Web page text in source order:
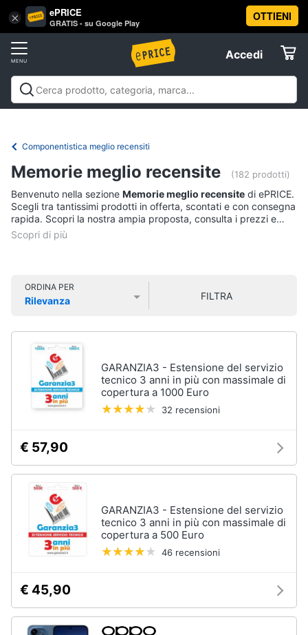
× ePRICE
GRATIS - su Google Play
OTTIENI
Accedi
Accedi
Registrati
Offerte
Informatica
Telefonia
Tv
Cinema
home
Videogiochi
Audio
Clima
Arredo
Brico
Salute
e
Vai
al
Componentistica meglio recensiti
Memorie meglio recensite (182 prodotti)
Benvenuto nella sezione Memorie meglio recensite di ePRICE.
Scegli tra tantissimi prodotti in offerta, scontati e con consegna
rapida. Scopri la nostra ampia proposta, consulta i prezzi e
acquista comodamente online.
ORDINA PER
Rilevanza
FILTRA
GARANZIA3 - Estensione del servizio
tecnico 3 anni in più con massimale di
copertura a 1000 Euro
32 recensioni
€ 57,90
GARANZIA3 - Estensione del servizio
tecnico 3 anni in più con massimale di
copertura a 500 Euro
46 recensioni
€ 45,90